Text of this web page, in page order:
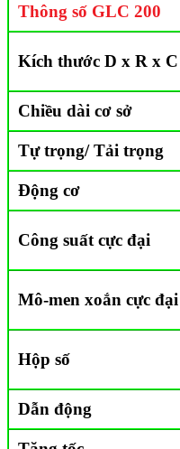
Thông số GLC 200
Kích thước D x R x C
Chiều dài cơ sở
Tự trọng/ Tải trọng
Động cơ
Công suất cực đại
Mô-men xoắn cực đại
Hộp số
Dẫn động